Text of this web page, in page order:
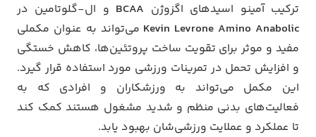
ترکیب آمینو اسیدهای اگزوژن BCAA و ال-گلوتامین در
Kevin Levrone Amino Anabolic می‌تواند به عنوان مکملی
مفید و موثر برای تقویت ساخت پروتئین‌ها، کاهش خستگی
و افزایش تحمل در تمرینات ورزشی مورد استفاده قرار گیرد.
این مکمل می‌تواند به ورزشکاران و افرادی که به
فعالیت‌های بدنی منظم و شدید مشغول هستند کمک کند
تا عملکرد و عملایت ورزشی‌شان بهبود یابد.